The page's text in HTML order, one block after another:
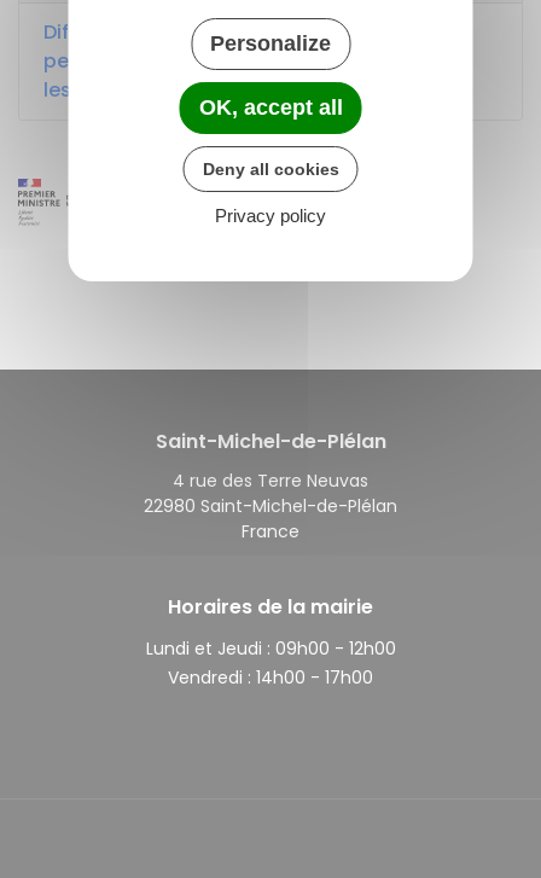
Diffusion de musique par une association
pendant un événement public : quelles sont
les règles ?
Saint-Michel-de-Plélan
4 rue des Terre Neuvas
22980 Saint-Michel-de-Plélan
France
Horaires de la mairie
Lundi et Jeudi : 09h00 - 12h00
Vendredi : 14h00 - 17h00
Personalize
OK, accept all
Deny all cookies
Privacy policy